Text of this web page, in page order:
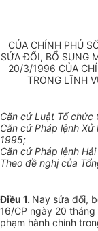
CỦA CHÍNH PHỦ
SỬA ĐỔI, BỔ SUNG
20/3/1996 CỦA
TRONG LĨNH
Căn cứ Luật Tổ chức
Căn cứ Pháp lệnh
1995;
Căn cứ Pháp lệnh
Theo đề nghị của
Điều 1. Nay sửa đổi,
16/CP ngày 20
phạm hành chính